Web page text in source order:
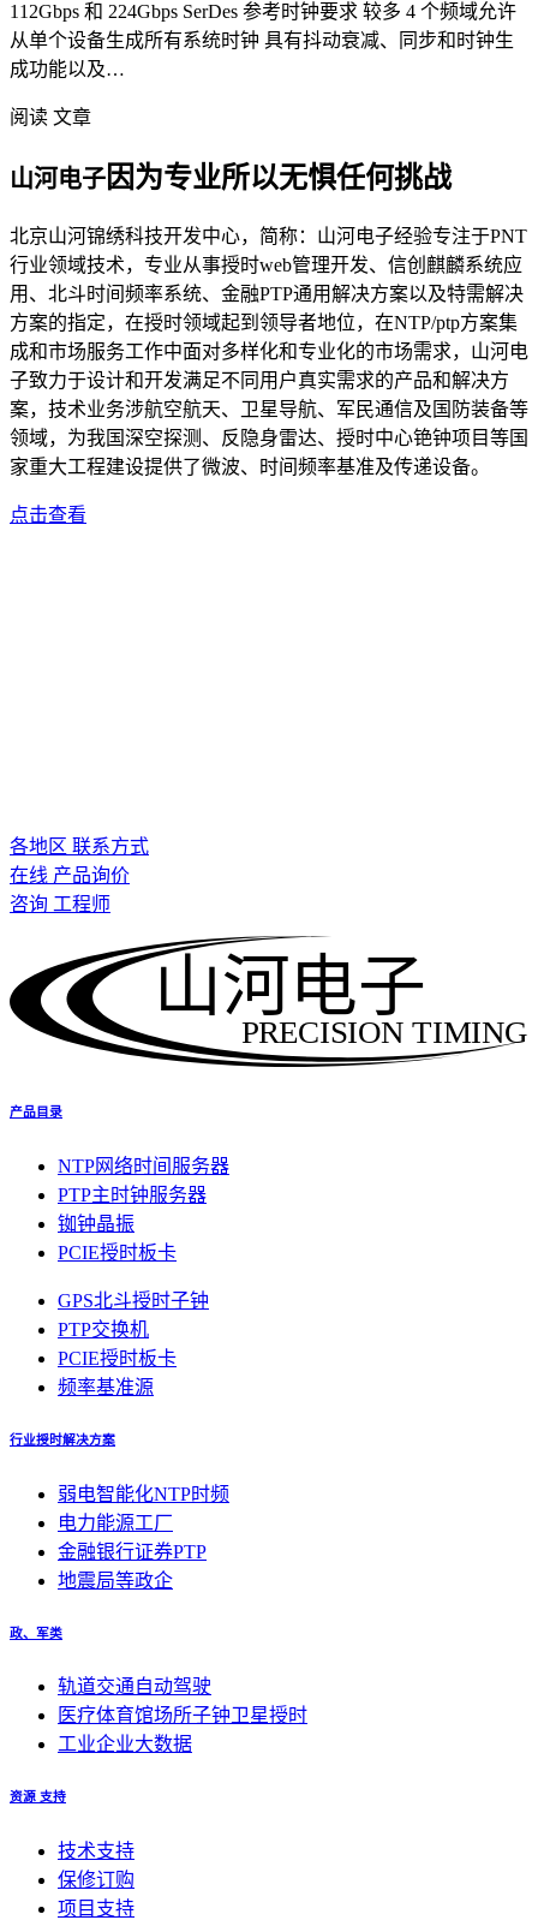
112Gbps 和 224Gbps SerDes 参考时钟要求 较多 4 个频域允许
从单个设备生成所有系统时钟 具有抖动衰减、同步和时钟生
成功能以及…
阅读 文章
山河电子因为专业所以无惧任何挑战
北京山河锦绣科技开发中心，简称：山河电子经验专注于PNT
行业领域技术，专业从事授时web管理开发、信创麒麟系统应
用、北斗时间频率系统、金融PTP通用解决方案以及特需解决
方案的指定，在授时领域起到领导者地位，在NTP/ptp方案集
成和市场服务工作中面对多样化和专业化的市场需求，山河电
子致力于设计和开发满足不同用户真实需求的产品和解决方
案，技术业务涉航空航天、卫星导航、军民通信及国防装备等
领域，为我国深空探测、反隐身雷达、授时中心铯钟项目等国
家重大工程建设提供了微波、时间频率基准及传递设备。
点击查看
各地区 联系方式
在线 产品询价
咨询 工程师
PRECISION TIMING
山河电子
产品目录
NTP网络时间服务器
PTP主时钟服务器
铷钟晶振
PCIE授时板卡
GPS北斗授时子钟
PTP交换机
PCIE授时板卡
频率基准源
行业授时解决方案
弱电智能化NTP时频
电力能源工厂
金融银行证券PTP
地震局等政企
政、军类
轨道交通自动驾驶
医疗体育馆场所子钟卫星授时
工业企业大数据
资源 支持
技术支持
保修订购
项目支持